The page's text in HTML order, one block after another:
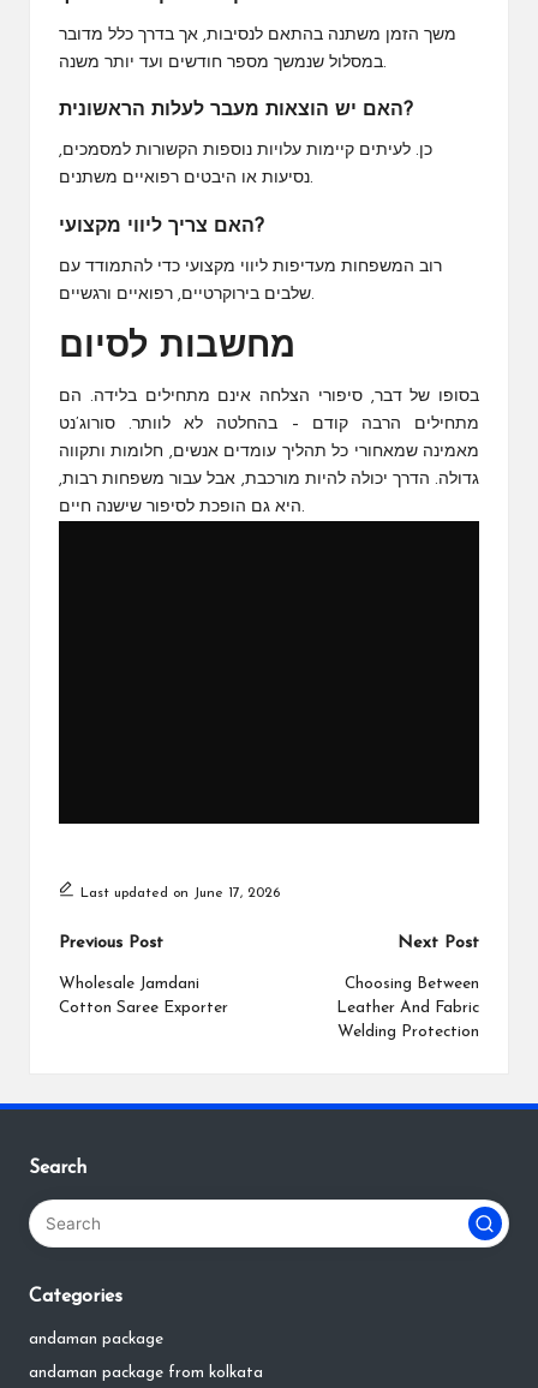
משך הזמן משתנה בהתאם לנסיבות, אך בדרך כלל מדובר
במסלול שנמשך מספר חודשים ועד יותר משנה.
האם יש הוצאות מעבר לעלות הראשונית?
כן. לעיתים קיימות עלויות נוספות הקשורות למסמכים,
נסיעות או היבטים רפואיים משתנים.
האם צריך ליווי מקצועי?
רוב המשפחות מעדיפות ליווי מקצועי כדי להתמודד עם
מחשבות לסיום
בסופו של דבר, סיפורי הצלחה אינם מתחילים בלידה. הם
מתחילים הרבה קודם – בהחלטה לא לוותר. סורוג’נט
מאמינה שמאחורי כל תהליך עומדים אנשים, חלומות ותקווה
גדולה. הדרך יכולה להיות מורכבת, אבל עבור משפחות רבות,
Last updated on June 17, 2026
Post
navigation
Previous Post
Wholesale Jamdani
Cotton Saree Exporter
Next Post
Choosing Between
Leather And Fabric
Welding Protection
Search
Categories
andaman package
andaman package from kolkata